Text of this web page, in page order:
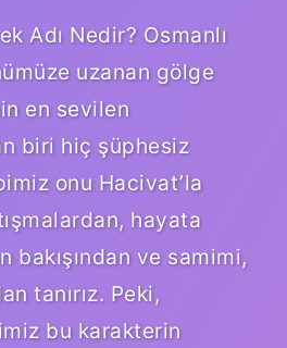
Adı Nedir? Osmanlı
uzanan gölge
en sevilen
biri hiç şüphesiz
onu Hacivat’la
hayata
bakışından ve samimi,
tanırız. Peki,
bu karakterin